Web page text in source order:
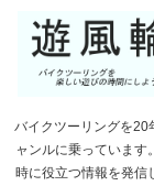
バイクツーリングを20
ャンルに乗っていま
時に役立つ情報を発信